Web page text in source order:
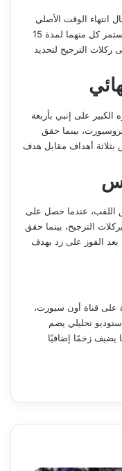
انتهاء الوقت الأصلي
بالتعادل، سيتم اللجوء إلى شوطين إضافيين تستمر كل منهما لمدة 15
ركلات الترجيح لتحديد
الكبير على إنبي بأربعة
بينما حقق
بثلاثة أهداف مقابل هدف
اللقب، عندما حصل على
الترجيح، بينما حقق
بعد الفوز على زد بهدف
على قناة أون سبورت،
تحليلي يضم
يضيف زخمًا إضافيًا